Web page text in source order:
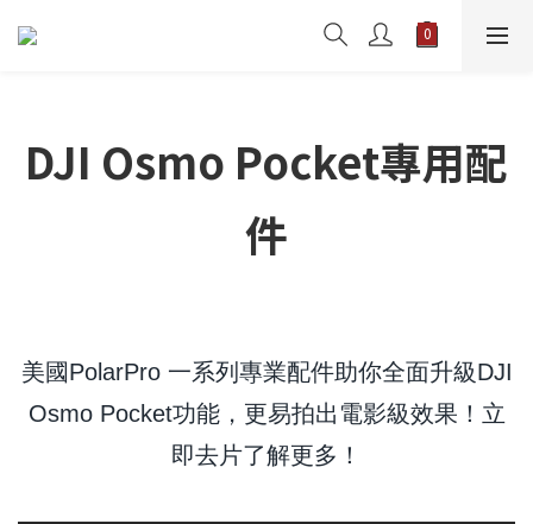
DJI Osmo Pocket專用配
件
美國PolarPro 一系列專業配件助你全面升級DJI
Osmo Pocket功能，更易拍出電影級效果！立
即去片了解更多！